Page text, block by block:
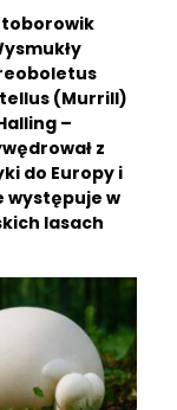
(Murrill)
–
z
do Europy i
występuje w
lasach